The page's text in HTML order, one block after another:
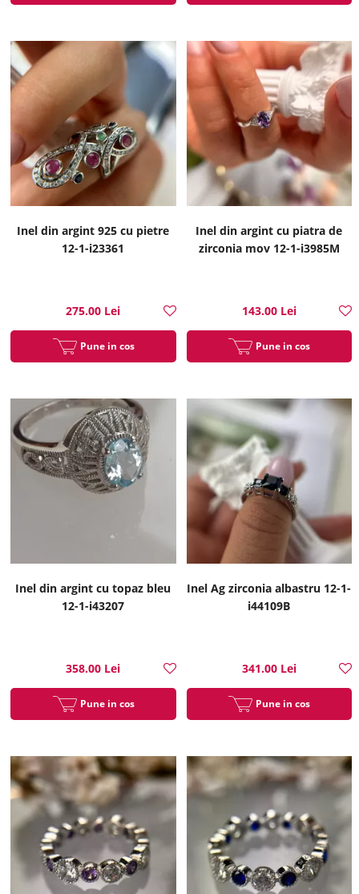
Inel din argint 925 cu pietre
12-1-i23361
275.00 Lei
Pune in cos
Inel din argint cu piatra de
zirconia mov 12-1-i3985M
143.00 Lei
Pune in cos
Inel din argint cu topaz bleu
12-1-i43207
358.00 Lei
Pune in cos
Inel Ag zirconia albastru 12-1-
i44109B
341.00 Lei
Pune in cos